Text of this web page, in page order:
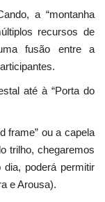
a “montanha
recursos de
fusão entre a
até à “Porta do
frame” ou a capela
trilho, chegaremos
poderá permitir
e Arousa).